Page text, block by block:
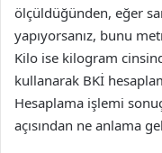
ölçüldüğünden, eğer
yapıyorsanız, bunu
Kilo ise kilogram
kullanarak BKİ
Hesaplama işlemi
açısından ne anlama